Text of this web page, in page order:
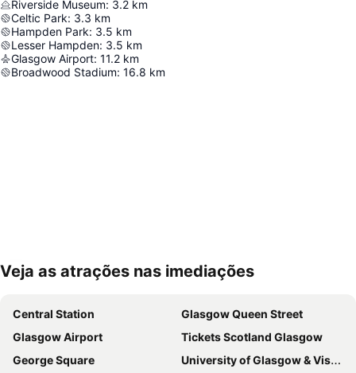
Riverside Museum: 3.2 km
Celtic Park: 3.3 km
Hampden Park: 3.5 km
Lesser Hampden: 3.5 km
Glasgow Airport: 11.2 km
Broadwood Stadium: 16.8 km
Ampliar mapa
Veja as atrações nas imediações
Central Station
Glasgow Queen Street
Glasgow Airport
Tickets Scotland Glasgow
George Square
University of Glasgow & Visitor Centre